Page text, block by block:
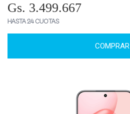
Gs. 3.499.667
HASTA 24 CUOTAS
COMPRAR